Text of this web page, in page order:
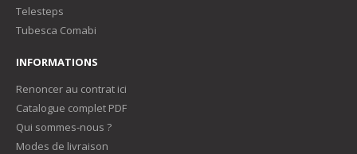
Telesteps
Tubesca Comabi
INFORMATIONS
Renoncer au contrat ici
Catalogue complet PDF
Qui sommes-nous ?
Modes de livraison